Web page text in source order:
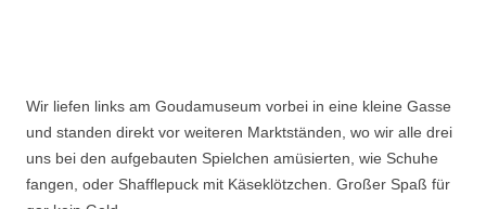
Wir liefen links am Goudamuseum vorbei in eine kleine Gasse
und standen direkt vor weiteren Marktständen, wo wir alle drei
uns bei den aufgebauten Spielchen amüsierten, wie Schuhe
fangen, oder Shafflepuck mit Käseklötzchen. Großer Spaß für